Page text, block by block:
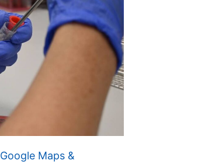
Google Maps &